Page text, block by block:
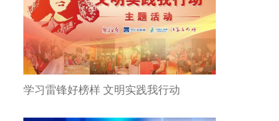
学习雷锋好榜样 文明实践我行动